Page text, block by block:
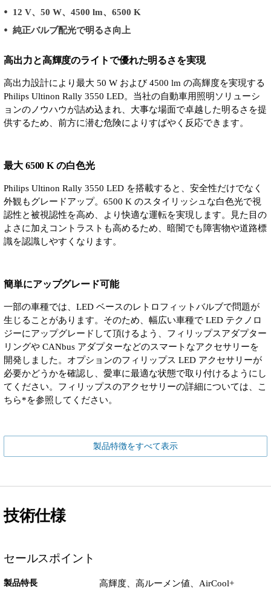
12 V、50 W、4500 lm、6500 K
純正バルブ配光で明るさ向上
高出力と高輝度のライトで優れた明るさを実現
高出力設計により最大 50 W および 4500 lm の高輝度を実現する
Philips Ultinon Rally 3550 LED。当社の自動車用照明ソリューシ
ョンのノウハウが詰め込まれ、大事な場面で卓越した明るさを提
供するため、前方に潜む危険によりすばやく反応できます。
最大 6500 K の白色光
Philips Ultinon Rally 3550 LED を搭載すると、安全性だけでなく
外観もグレードアップ。6500 K のスタイリッシュな白色光で視
認性と被視認性を高め、より快適な運転を実現します。見た目の
よさに加えコントラストも高めるため、暗闇でも障害物や道路標
識を認識しやすくなります。
簡単にアップグレード可能
一部の車種では、LED ベースのレトロフィットバルブで問題が
生じることがあります。そのため、幅広い車種で LED テクノロ
ジーにアップグレードして頂けるよう、フィリップスアダプター
リングや CANbus アダプターなどのスマートなアクセサリーを
開発しました。オプションのフィリップス LED アクセサリーが
必要かどうかを確認し、愛車に最適な状態で取り付けるようにし
てください。フィリップスのアクセサリーの詳細については、こ
ちら*を参照してください。
製品特徴をすべて表示
技術仕様
セールスポイント
製品特長 高輝度、高ルーメン値、AirCool+